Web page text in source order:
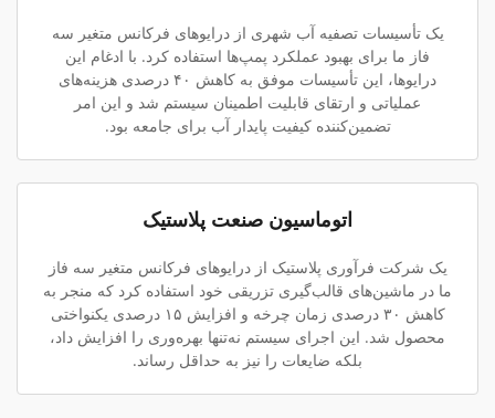
یک تأسیسات تصفیه آب شهری از درایوهای فرکانس متغیر سه
فاز ما برای بهبود عملکرد پمپ‌ها استفاده کرد. با ادغام این
درایوها، این تأسیسات موفق به کاهش ۴۰ درصدی هزینه‌های
عملیاتی و ارتقای قابلیت اطمینان سیستم شد و این امر
تضمین‌کننده کیفیت پایدار آب برای جامعه بود.
اتوماسیون صنعت پلاستیک
یک شرکت فرآوری پلاستیک از درایوهای فرکانس متغیر سه فاز
ما در ماشین‌های قالب‌گیری تزریقی خود استفاده کرد که منجر به
کاهش ۳۰ درصدی زمان چرخه و افزایش ۱۵ درصدی یکنواختی
محصول شد. این اجرای سیستم نه‌تنها بهره‌وری را افزایش داد،
بلکه ضایعات را نیز به حداقل رساند.